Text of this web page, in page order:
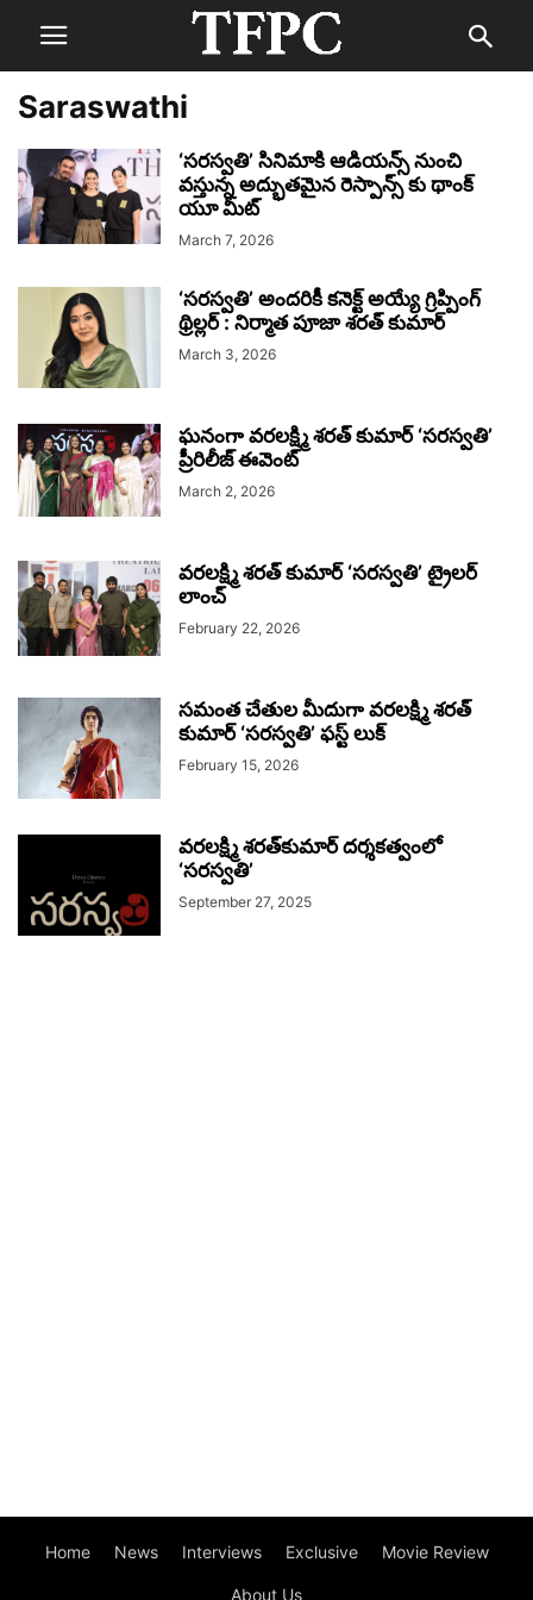
Saraswathi
‘సరస్వతి’ సినిమాకి ఆడియన్స్ నుంచి
వస్తున్న అద్భుతమైన రెస్పాన్స్ కు థాంక్
యూ మీట్
March 7, 2026
‘సరస్వతి’ అందరికీ కనెక్ట్ అయ్యే గ్రిప్పింగ్
థ్రిల్లర్ : నిర్మాత పూజా శరత్ కుమార్
March 3, 2026
ఘనంగా వరలక్ష్మి శరత్ కుమార్ ‘సరస్వతి’
ప్రీరిలీజ్ ఈవెంట్
March 2, 2026
వరలక్ష్మి శరత్ కుమార్ ‘సరస్వతి’ ట్రైలర్
లాంచ్
February 22, 2026
సమంత చేతుల మీదుగా వరలక్ష్మి శరత్
కుమార్ ‘సరస్వతి’ ఫస్ట్ లుక్
February 15, 2026
వరలక్ష్మి శరత్‌కుమార్ దర్శకత్వంలో
‘సరస్వతి’
September 27, 2025
Home News Interviews Exclusive Movie Review
About Us